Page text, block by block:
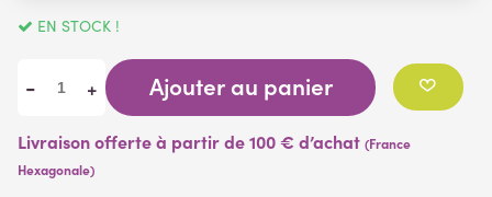
EN STOCK !
- + Ajouter au panier
Livraison offerte à partir de 100 € d’achat (France
Hexagonale)